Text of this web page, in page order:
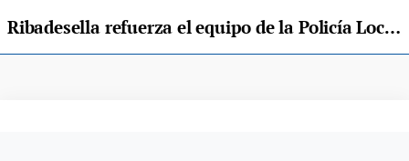
Ribadesella refuerza el equipo de la Policía Local y suma un nuevo vehículo al servicio